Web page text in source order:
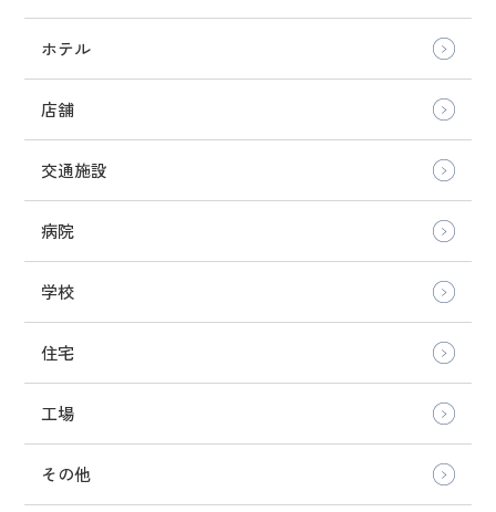
ホテル
店舗
交通施設
病院
学校
住宅
工場
その他